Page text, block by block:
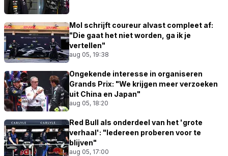
Mol schrijft coureur alvast compleet af:
"Die gaat het niet worden, ga ik je
vertellen"
aug 05, 19:38
Ongekende interesse in organiseren
Grands Prix: "We krijgen meer verzoeken
uit China en Japan"
aug 05, 18:20
Red Bull als onderdeel van het 'grote
verhaal': "Iedereen proberen voor te
blijven"
aug 05, 17:00